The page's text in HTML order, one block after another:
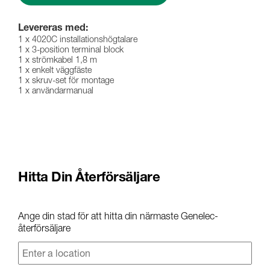
Levereras med:
1 x 4020C installationshögtalare
1 x 3-position terminal block
1 x strömkabel 1,8 m
1 x enkelt väggfäste
1 x skruv-set för montage
1 x användarmanual
Hitta Din Återförsäljare
Ange din stad för att hitta din närmaste Genelec-
återförsäljare